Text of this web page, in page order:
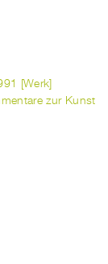
[Werk]
zur Kunst